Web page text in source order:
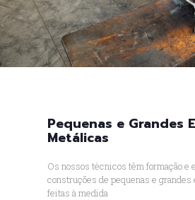
Pequenas e Grandes
Metálicas
Os nossos técnicos têm formação e
construções de pequenas e
feitas à medida